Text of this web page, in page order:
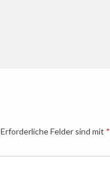
Erforderliche Felder sind mit *